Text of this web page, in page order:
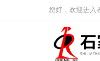
您好，欢迎进入